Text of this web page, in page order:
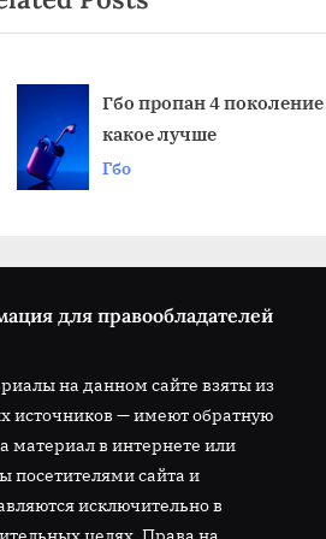
Гбо пропан 4 поколение
какое лучше
Гбо
для правообладателей
на данном сайте взяты из
источников — имеют обратную
материал в интернете или
посетителями сайта и
исключительно в